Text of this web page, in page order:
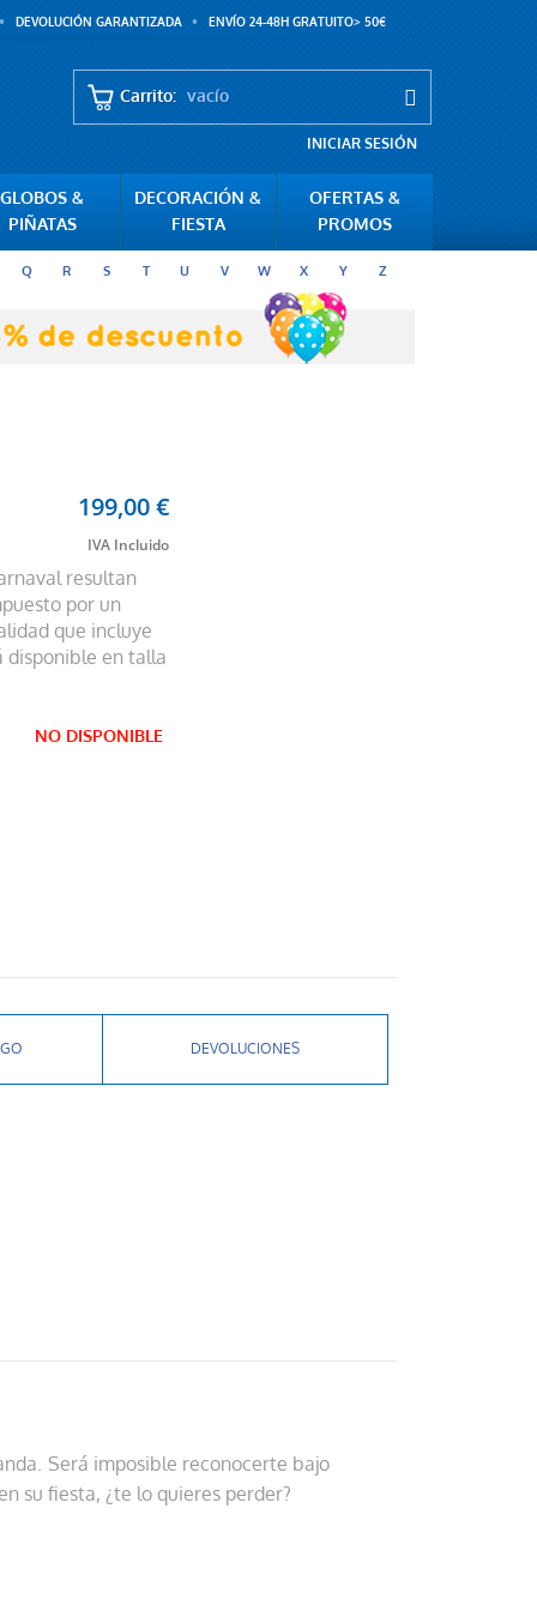
DEVOLUCIÓN GARANTIZADA ENVÍO 24-48H GRATUITO> 50€
Carrito: vacío
INICIAR SESIÓN
GLOBOS &
PIÑATAS
DECORACIÓN &
FIESTA
OFERTAS &
PROMOS
Q R S T U V W X Y Z
199,00 €
resultan
por un
que incluye
disponible en talla
NO DISPONIBLE
DEVOLUCIONES
Será imposible reconocerte bajo
su fiesta, ¿te lo quieres perder?